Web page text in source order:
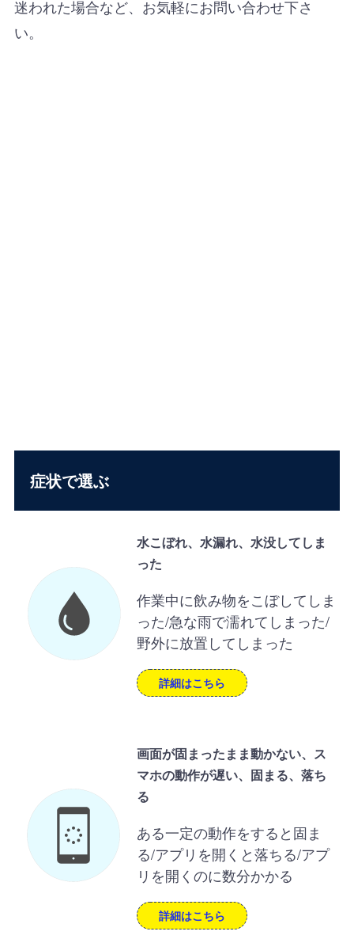
迷われた場合など、お気軽にお問い合わせ下さ
い。
症状で選ぶ
水こぼれ、水漏れ、水没してしま
った
作業中に飲み物をこぼしてしま
った/急な雨で濡れてしまった/
野外に放置してしまった
詳細はこちら
画面が固まったまま動かない、ス
マホの動作が遅い、固まる、落ち
る
ある一定の動作をすると固ま
る/アプリを開くと落ちる/アプ
リを開くのに数分かかる
詳細はこちら